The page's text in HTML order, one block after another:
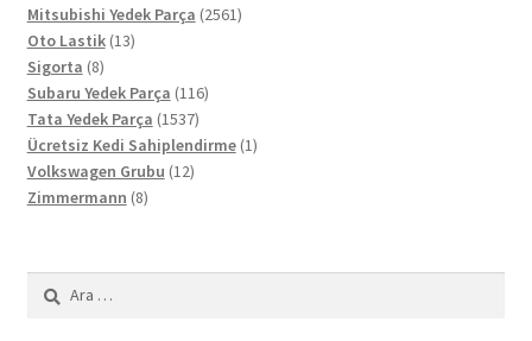
ürün
Mitsubishi Yedek Parça 25612561
Oto Lastik 1313
Sigorta 88
ürün
Subaru Yedek Parça 116116
Tata Yedek Parça 15371537
ürün
Ücretsiz Kedi Sahiplendirme 11
Volkswagen Grubu 1212
Zimmermann 88
Arama: